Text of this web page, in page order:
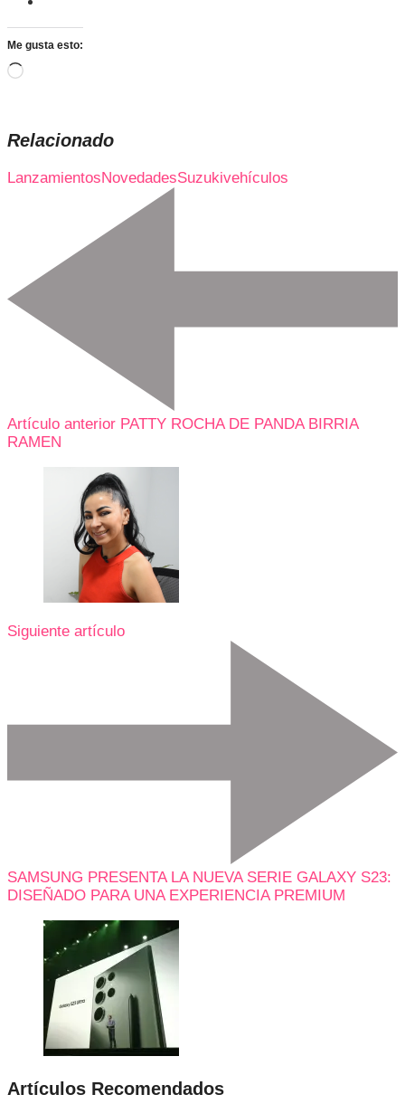
Me gusta esto:
Cargando...
Relacionado
LanzamientosNovedadesSuzukivehículos
Artículo anterior PATTY ROCHA DE PANDA BIRRIA
RAMEN
Siguiente artículo
SAMSUNG PRESENTA LA NUEVA SERIE GALAXY S23:
DISEÑADO PARA UNA EXPERIENCIA PREMIUM
Artículos Recomendados